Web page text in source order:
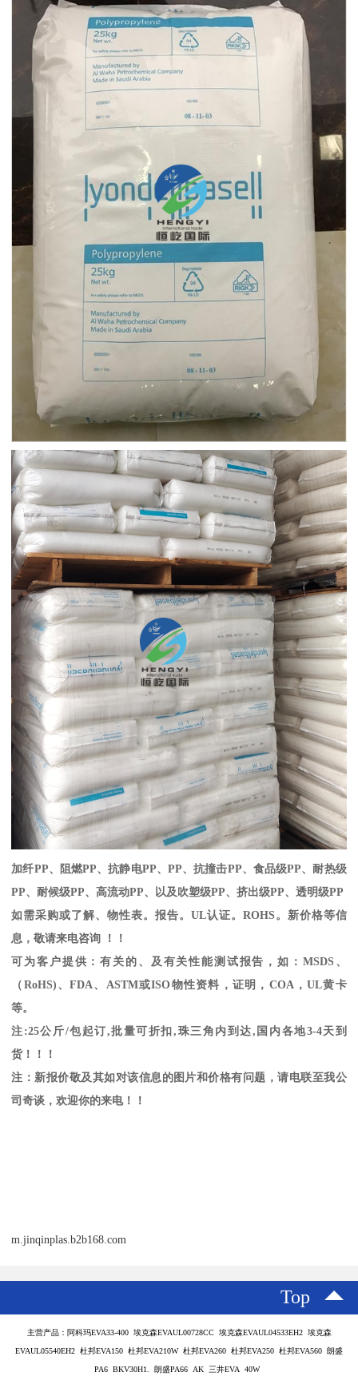
加纤PP、阻燃PP、抗静电PP、 PP、抗撞击PP、食品级PP、耐热级
PP、耐候级PP、高流动PP、以及吹塑级PP、挤出级PP、透明级PP
如需采购或了解、物性表。报告。 UL认证。 ROHS 。新价格等信
息，敬请来电咨询 ！！
可为客户提供：有关的、及有关性能测试报告，如： MSDS 、
（ RoHS) 、FDA、 ASTM或ISO物性资料，证明， COA，UL黄卡
等。
注 :25公斤/包起订,批量可折扣, 珠三角内到达, 国内各地3-4天到
货！！！
注：新报价敬及其如对该信息的图片和价格有问题，请电联至我公
司奇谈，欢迎你的来电！！
m.jinqinplas.b2b168.com
Top
主营产品：阿科玛EVA33-400 埃克森EVAUL00728CC 埃克森EVAUL04533EH2 埃克森
EVAUL05540EH2 杜邦EVA150 杜邦EVA210W 杜邦EVA260 杜邦EVA250 杜邦EVA560 朗盛
PA6 BKV30H1. 朗盛PA66 AK 三井EVA 40W